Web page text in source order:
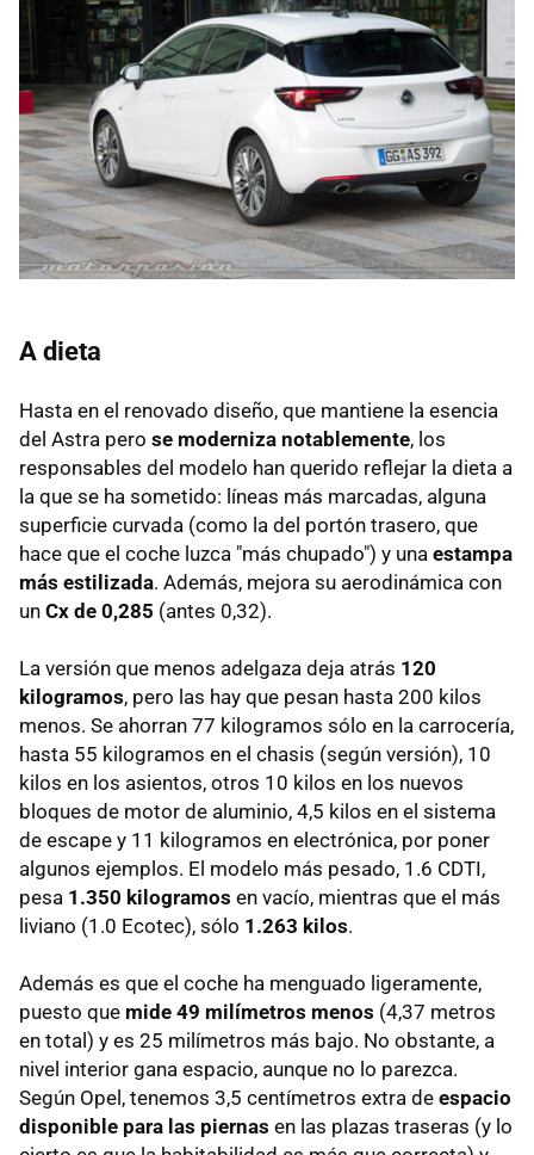
A dieta
Hasta en el renovado diseño, que mantiene la esencia
del Astra pero se moderniza notablemente, los
responsables del modelo han querido reflejar la dieta a
la que se ha sometido: líneas más marcadas, alguna
superficie curvada (como la del portón trasero, que
hace que el coche luzca "más chupado") y una estampa
más estilizada. Además, mejora su aerodinámica con
un Cx de 0,285 (antes 0,32).
La versión que menos adelgaza deja atrás 120
kilogramos, pero las hay que pesan hasta 200 kilos
menos. Se ahorran 77 kilogramos sólo en la carrocería,
hasta 55 kilogramos en el chasis (según versión), 10
kilos en los asientos, otros 10 kilos en los nuevos
bloques de motor de aluminio, 4,5 kilos en el sistema
de escape y 11 kilogramos en electrónica, por poner
algunos ejemplos. El modelo más pesado, 1.6 CDTI,
pesa 1.350 kilogramos en vacío, mientras que el más
liviano (1.0 Ecotec), sólo 1.263 kilos.
Además es que el coche ha menguado ligeramente,
puesto que mide 49 milímetros menos (4,37 metros
en total) y es 25 milímetros más bajo. No obstante, a
nivel interior gana espacio, aunque no lo parezca.
Según Opel, tenemos 3,5 centímetros extra de espacio
disponible para las piernas en las plazas traseras (y lo